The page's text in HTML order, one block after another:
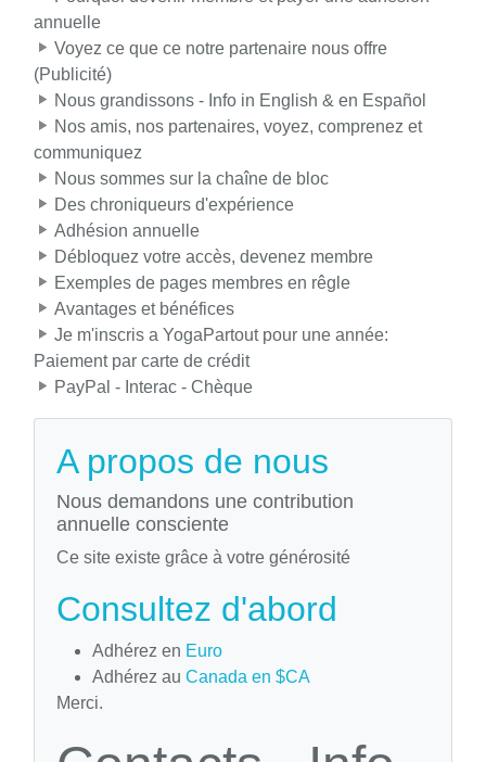
annuelle
Voyez ce que ce notre partenaire nous offre
(Publicité)
Nous grandissons - Info in English & en Español
Nos amis, nos partenaires, voyez, comprenez et
communiquez
Nous sommes sur la chaîne de bloc
Des chroniqueurs d'expérience
Adhésion annuelle
Débloquez votre accès, devenez membre
Exemples de pages membres en rêgle
Avantages et bénéfices
Je m'inscris a YogaPartout pour une année:
Paiement par carte de crédit
PayPal - Interac - Chèque
A propos de nous
Nous demandons une contribution
annuelle consciente
Ce site existe grâce à votre générosité
Consultez d'abord
Adhérez en Euro
Adhérez au Canada en $CA
Merci.